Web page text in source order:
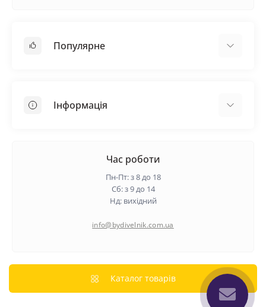
Популярне
Самовирівнююча суміш
Інформація
Гарантія та повернення
Політика конфіденційності
Час роботи
Пн-Пт: з 8 до 18
Сб: з 9 до 14
Нд: вихідний
info@bydivelnik.com.ua
Каталог товарів